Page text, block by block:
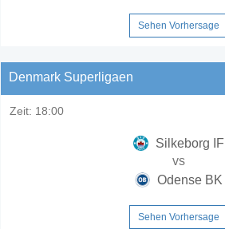
Sehen Vorhersage
Denmark Superligaen
Zeit: 18:00
Silkeborg IF
vs
Odense BK
Sehen Vorhersage